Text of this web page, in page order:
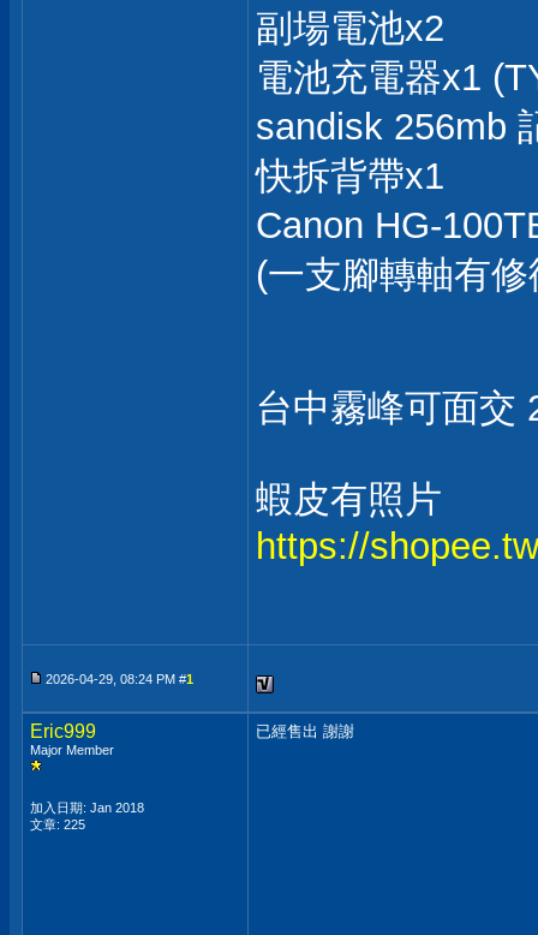
副場電池x2
電池充電器x1
sandisk 256mb
快拆背帶x1
Canon HG-
(一支腳轉軸有
台中霧峰可面交
蝦皮有照片
https://
2026-04-29, 08:24 PM #1
Eric999
Major Member
加入日期: Jan 2018
文章: 225
已經售出 謝謝